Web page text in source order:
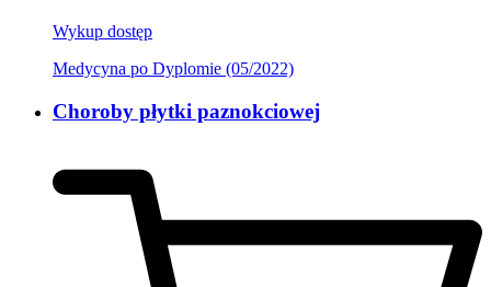
Wykup dostęp
Medycyna po Dyplomie (05/2022)
Choroby płytki paznokciowej